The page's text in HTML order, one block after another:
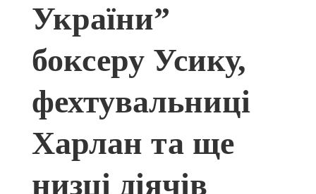
України”
боксеру Усику,
фехтувальниці
Харлан та ще
низці діячів